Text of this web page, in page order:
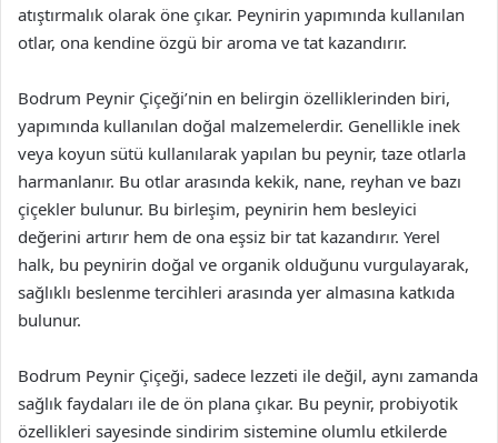
atıştırmalık olarak öne çıkar. Peynirin yapımında kullanılan
otlar, ona kendine özgü bir aroma ve tat kazandırır.
Bodrum Peynir Çiçeği’nin en belirgin özelliklerinden biri,
yapımında kullanılan doğal malzemelerdir. Genellikle inek
veya koyun sütü kullanılarak yapılan bu peynir, taze otlarla
harmanlanır. Bu otlar arasında kekik, nane, reyhan ve bazı
çiçekler bulunur. Bu birleşim, peynirin hem besleyici
değerini artırır hem de ona eşsiz bir tat kazandırır. Yerel
halk, bu peynirin doğal ve organik olduğunu vurgulayarak,
sağlıklı beslenme tercihleri arasında yer almasına katkıda
bulunur.
Bodrum Peynir Çiçeği, sadece lezzeti ile değil, aynı zamanda
sağlık faydaları ile de ön plana çıkar. Bu peynir, probiyotik
özellikleri sayesinde sindirim sistemine olumlu etkilerde